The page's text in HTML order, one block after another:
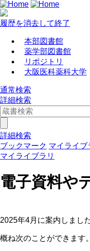
履歴を消去して終了
本部図書館
薬学部図書館
リポジトリ
大阪医科薬科大学
通常検索
詳細検索
詳細検索
ブックマーク マイライブ
マイライブラリ
電子資料や
2025年4月に案内しまし
概ね次のことができます。